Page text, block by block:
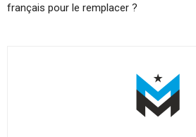
français pour le remplacer ?